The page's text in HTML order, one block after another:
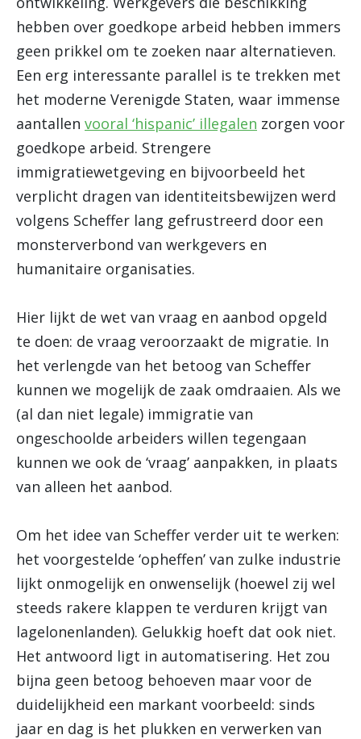
hebben over goedkope arbeid hebben immers
geen prikkel om te zoeken naar alternatieven.
Een erg interessante parallel is te trekken met
het moderne Verenigde Staten, waar immense
aantallen vooral ‘hispanic’ illegalen zorgen voor
goedkope arbeid. Strengere
immigratiewetgeving en bijvoorbeeld het
verplicht dragen van identiteitsbewijzen werd
volgens Scheffer lang gefrustreerd door een
monsterverbond van werkgevers en
humanitaire organisaties.
Hier lijkt de wet van vraag en aanbod opgeld
te doen: de vraag veroorzaakt de migratie. In
het verlengde van het betoog van Scheffer
kunnen we mogelijk de zaak omdraaien. Als we
(al dan niet legale) immigratie van
ongeschoolde arbeiders willen tegengaan
kunnen we ook de ‘vraag’ aanpakken, in plaats
van alleen het aanbod.
Om het idee van Scheffer verder uit te werken:
het voorgestelde ‘opheffen’ van zulke industrie
lijkt onmogelijk en onwenselijk (hoewel zij wel
steeds rakere klappen te verduren krijgt van
lagelonenlanden). Gelukkig hoeft dat ook niet.
Het antwoord ligt in automatisering. Het zou
bijna geen betoog behoeven maar voor de
duidelijkheid een markant voorbeeld: sinds
jaar en dag is het plukken en verwerken van